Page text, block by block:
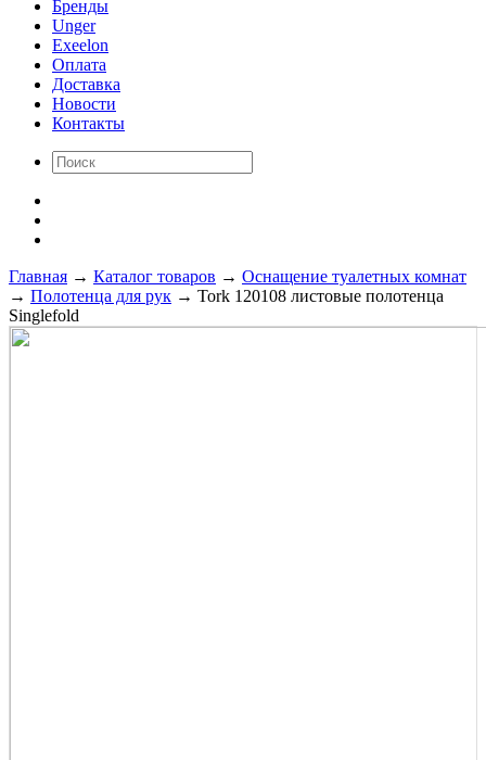
Бренды
Unger
Exeelon
Оплата
Доставка
Новости
Контакты
Главная → Каталог товаров → Оснащение туалетных комнат
→ Полотенца для рук → Tork 120108 листовые полотенца
Singlefold